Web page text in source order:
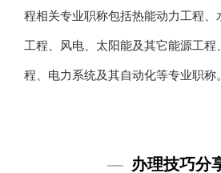
程相关专业职称包括热能动力工程、
工程、风电、太阳能及其它能源工程
程、电力系统及其自动化等专业职称。
— 办理技巧分